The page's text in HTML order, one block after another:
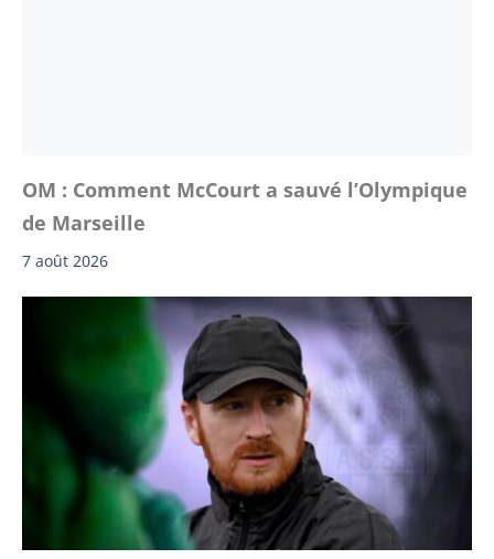
OM : Comment McCourt a sauvé l’Olympique
de Marseille
7 août 2026